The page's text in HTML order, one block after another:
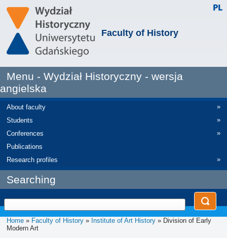
Faculty of History
Menu - Wydział Historyczny - wersja
angielska
About faculty
»
Students
»
Conferences
»
Publications
Research profiles
»
Searching
Home » Faculty of History » Institute of Art History » Division of Early
Modern Art